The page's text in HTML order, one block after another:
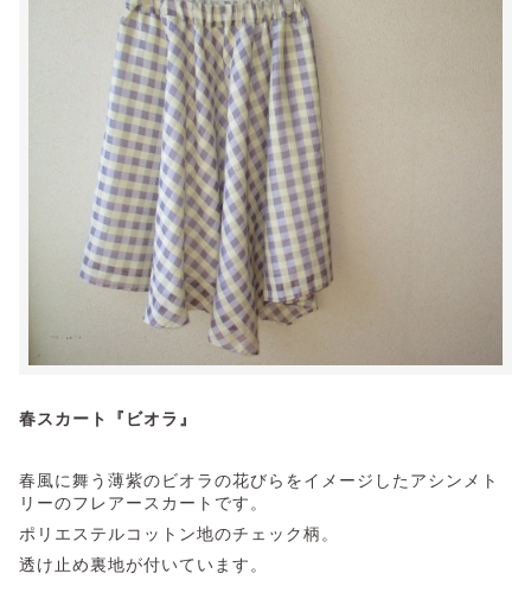
春スカート『ビオラ』
春風に舞う薄紫のビオラの花びらをイメージしたアシンメト
リーのフレアースカートです。
ポリエステルコットン地のチェック柄。
透け止め裏地が付いています。